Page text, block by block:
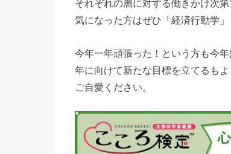
それぞれの層に対する働きかけ次
気になった方はぜひ「経済行動学
今年一年頑張った！という方も今
年に向けて新たな目標を立てるも
ご自愛ください。